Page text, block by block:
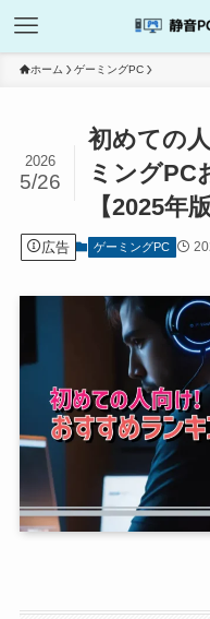
ホーム ゲーミングPC
初めての
ミングPC
【2025年版
2026
5/26
広告 ゲーミングPC